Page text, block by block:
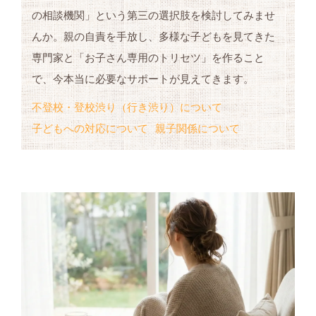
の相談機関」という第三の選択肢を検討してみませ
んか。親の自責を手放し、多様な子どもを見てきた
専門家と「お子さん専用のトリセツ」を作ること
で、今本当に必要なサポートが見えてきます。
不登校・登校渋り（行き渋り）について
子どもへの対応について
親子関係について